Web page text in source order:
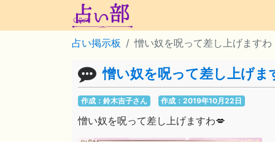
占い掲示板 憎い奴を呪って差し上げますわ
憎い奴を呪って差し上げま
作成：鈴木吉子さん 作成：2019年10月22日
憎い奴を呪って差し上げますわ💋